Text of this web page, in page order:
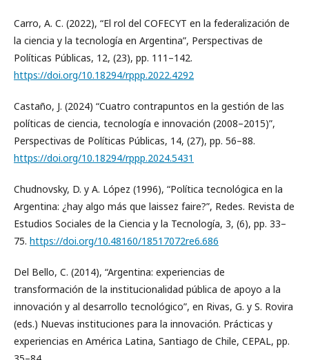
Carro, A. C. (2022), “El rol del COFECYT en la federalización de
la ciencia y la tecnología en Argentina”, Perspectivas de
Políticas Públicas, 12, (23), pp. 111–142.
https://doi.org/10.18294/rppp.2022.4292
Castaño, J. (2024) “Cuatro contrapuntos en la gestión de las
políticas de ciencia, tecnología e innovación (2008–2015)”,
Perspectivas de Políticas Públicas, 14, (27), pp. 56–88.
https://doi.org/10.18294/rppp.2024.5431
Chudnovsky, D. y A. López (1996), “Política tecnológica en la
Argentina: ¿hay algo más que laissez faire?”, Redes. Revista de
Estudios Sociales de la Ciencia y la Tecnología, 3, (6), pp. 33–
75. https://doi.org/10.48160/18517072re6.686
Del Bello, C. (2014), “Argentina: experiencias de
transformación de la institucionalidad pública de apoyo a la
innovación y al desarrollo tecnológico”, en Rivas, G. y S. Rovira
(eds.) Nuevas instituciones para la innovación. Prácticas y
experiencias en América Latina, Santiago de Chile, CEPAL, pp.